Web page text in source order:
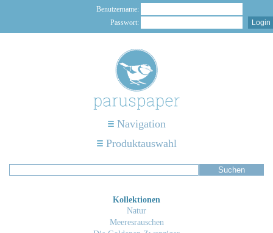
Benutzername:
Passwort:
Navigation
Produktauswahl
Kollektionen
Natur
Meeresrauschen